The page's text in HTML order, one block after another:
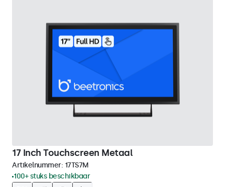
17 Inch Touchscreen Metaal
Artikelnummer: 17TS7M
100+ stuks beschikbaar